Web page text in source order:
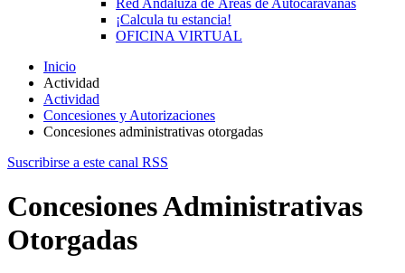
¡Calcula tu estancia!
OFICINA VIRTUAL
Inicio
Actividad
Actividad
Concesiones y Autorizaciones
Concesiones administrativas otorgadas
Suscribirse a este canal RSS
Concesiones Administrativas
Otorgadas